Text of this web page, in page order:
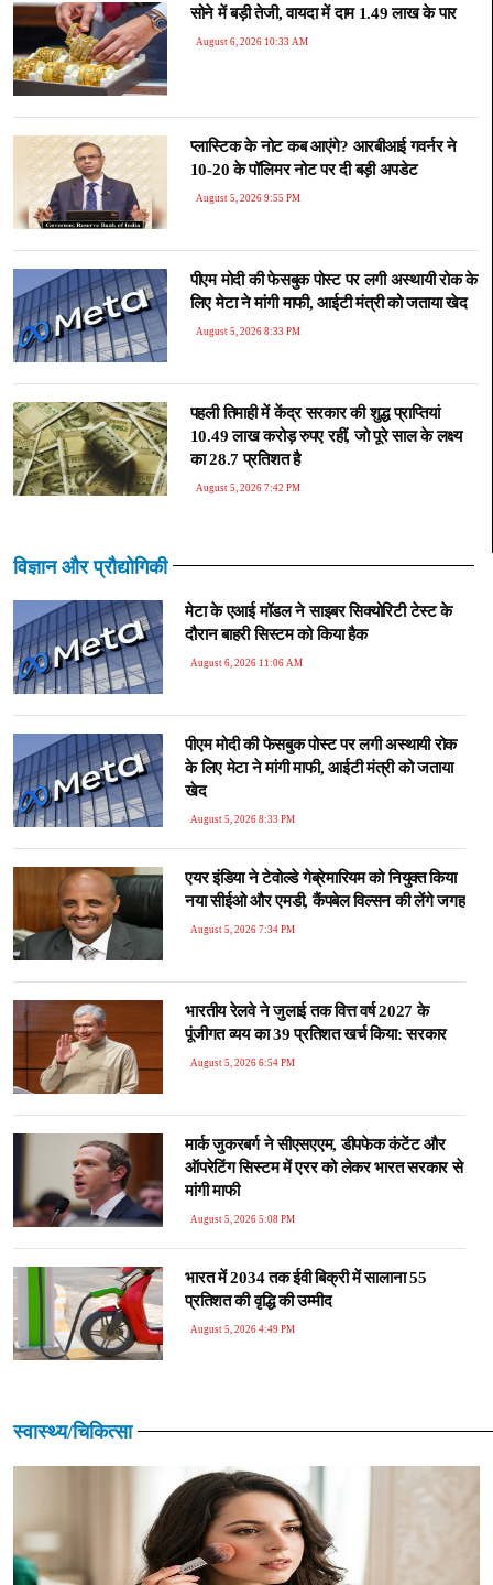
सोने में बड़ी तेजी, वायदा में दाम 1.49 लाख के पार
August 6, 2026 10:33 AM
प्लास्टिक के नोट कब आएंगे? आरबीआई गवर्नर ने
10-20 के पॉलिमर नोट पर दी बड़ी अपडेट
August 5, 2026 9:55 PM
पीएम मोदी की फेसबुक पोस्ट पर लगी अस्थायी रोक के
लिए मेटा ने मांगी माफी, आईटी मंत्री को जताया खेद
August 5, 2026 8:33 PM
पहली तिमाही में केंद्र सरकार की शुद्ध प्राप्तियां
10.49 लाख करोड़ रुपए रहीं, जो पूरे साल के लक्ष्य
का 28.7 प्रतिशत है
August 5, 2026 7:42 PM
विज्ञान और प्रौद्योगिकी
मेटा के एआई मॉडल ने साइबर सिक्योरिटी टेस्ट के
दौरान बाहरी सिस्टम को किया हैक
August 6, 2026 11:06 AM
पीएम मोदी की फेसबुक पोस्ट पर लगी अस्थायी रोक
के लिए मेटा ने मांगी माफी, आईटी मंत्री को जताया
खेद
August 5, 2026 8:33 PM
एयर इंडिया ने टेवोल्डे गेब्रेमारियम को नियुक्त किया
नया सीईओ और एमडी, कैंपबेल विल्सन की लेंगे जगह
August 5, 2026 7:34 PM
भारतीय रेलवे ने जुलाई तक वित्त वर्ष 2027 के
पूंजीगत व्यय का 39 प्रतिशत खर्च किया: सरकार
August 5, 2026 6:54 PM
मार्क जुकरबर्ग ने सीएसएएम, डीपफेक कंटेंट और
ऑपरेटिंग सिस्टम में एरर को लेकर भारत सरकार से
मांगी माफी
August 5, 2026 5:08 PM
भारत में 2034 तक ईवी बिक्री में सालाना 55
प्रतिशत की वृद्धि की उम्मीद
August 5, 2026 4:49 PM
स्वास्थ्य/चिकित्सा